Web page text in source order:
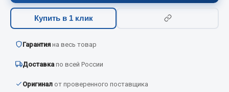
МЕТИЗЫ
Болты
Пресс-масленки
Купить в 1 клик
Гарантия на весь товар
Доставка по всей России
Оригинал от проверенного поставщика